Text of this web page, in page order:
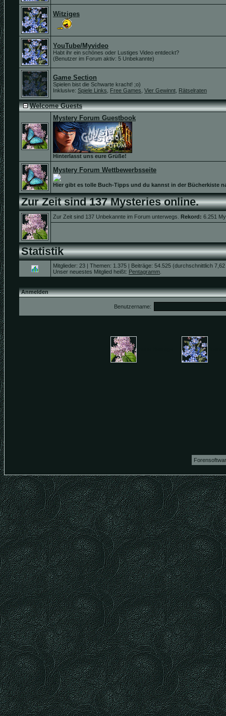
Witziges
YouTube/Myvideo
Habt ihr ein schönes oder Lustiges Video entdeckt?
(Benutzer im Forum aktiv: 5 Unbekannte)
Game Section
Spielen bist die Schwarte kracht! ;o)
Inklusive: Spiele Links Free Games Vier Gewinnt Rätselraten
Welcome Guests
Mystery Forum Guestbook
Hinterlasst uns eure Grüße!
Mystery Forum Wettbewerbsseite
Hier gibt es tolle Buch-Tipps und du kannst in der Bücherkiste
Zur Zeit sind 137 Mysteries online.
Zur Zeit sind 137 Unbekannte im Forum unterwegs. Rekord: 6.251
Statistik
Mitglieder: 23 | Themen: 1.375 | Beiträge: 54.525 (durchschnittlich
Unser neuestes Mitglied heißt: Pentagramm
Anmelden
Benutzername: